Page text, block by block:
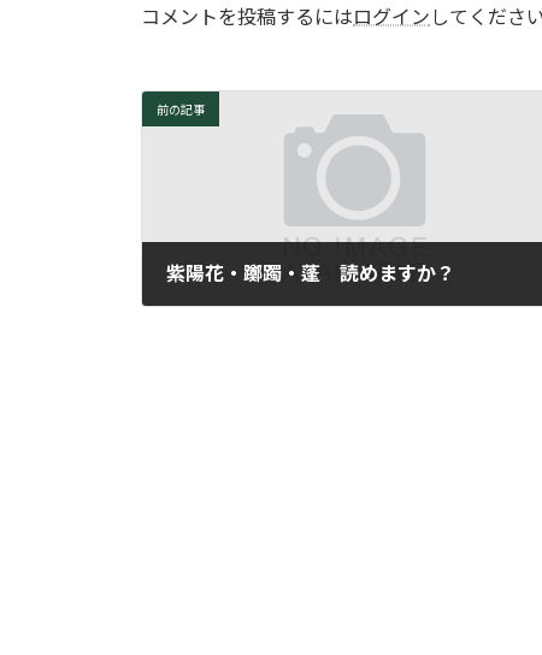
コメントを投稿するにはログイン してください
前の記事
紫陽花・躑躅・蓬 読めますか？